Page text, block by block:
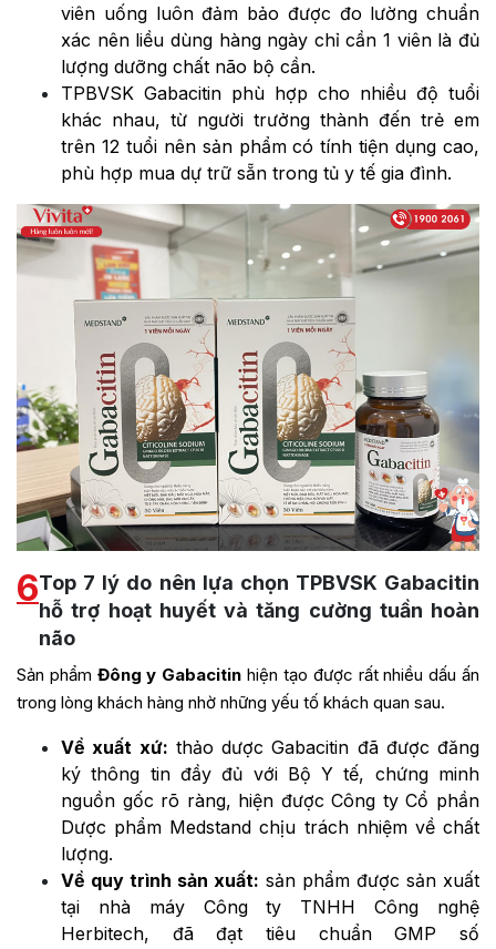
viên uống luôn đảm bảo được đo lường chuẩn
xác nên liều dùng hàng ngày chỉ cần 1 viên là đủ
lượng dưỡng chất não bộ cần.
TPBVSK Gabacitin phù hợp cho nhiều độ tuổi
khác nhau, từ người trưởng thành đến trẻ em
trên 12 tuổi nên sản phẩm có tính tiện dụng cao,
phù hợp mua dự trữ sẵn trong tủ y tế gia đình.
6Top 7 lý do nên lựa chọn TPBVSK Gabacitin
hỗ trợ hoạt huyết và tăng cường tuần hoàn
não
Sản phẩm Đông y Gabacitin hiện tạo được rất nhiều dấu ấn
trong lòng khách hàng nhờ những yếu tố khách quan sau.
Về xuất xứ: thảo dược Gabacitin đã được đăng
ký thông tin đầy đủ với Bộ Y tế, chứng minh
nguồn gốc rõ ràng, hiện được Công ty Cổ phần
Dược phẩm Medstand chịu trách nhiệm về chất
lượng.
Về quy trình sản xuất: sản phẩm được sản xuất
tại nhà máy Công ty TNHH Công nghệ
Herbitech, đã đạt tiêu chuẩn GMP số